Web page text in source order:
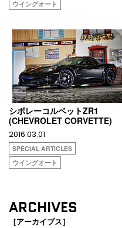
ウイングオート
シボレーコルベットZR1
(CHEVROLET CORVETTE)
2016.03.01
SPECIAL ARTICLES
ウイングオート
ARCHIVES
［アーカイブス］